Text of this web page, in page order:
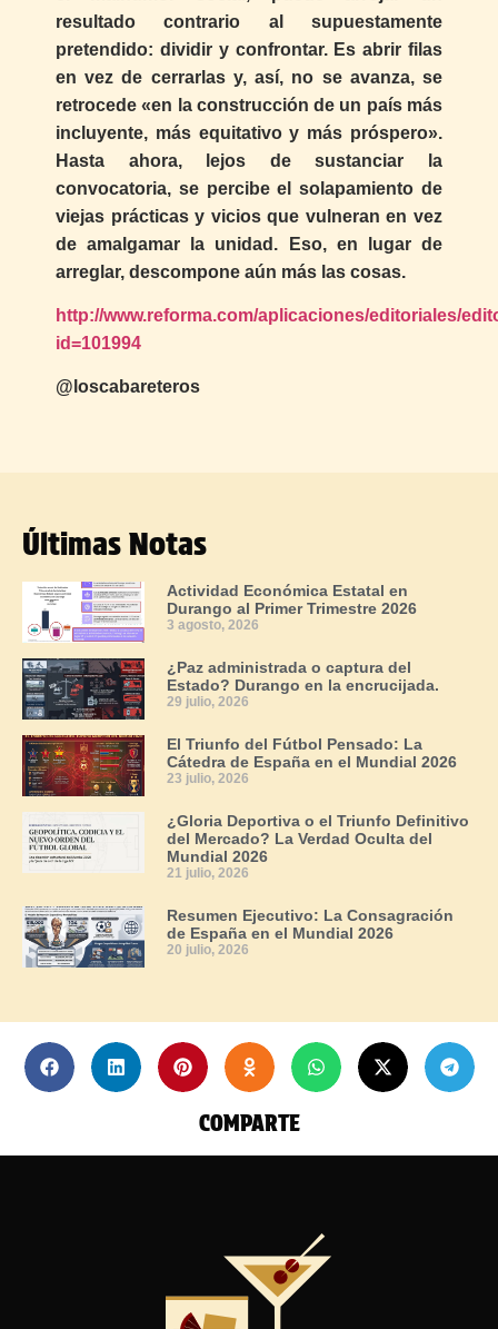
resultado contrario al supuestamente
pretendido: dividir y confrontar. Es abrir filas
en vez de cerrarlas y, así, no se avanza, se
retrocede «en la construcción de un país más
incluyente, más equitativo y más próspero».
Hasta ahora, lejos de sustanciar la
convocatoria, se percibe el solapamiento de
viejas prácticas y vicios que vulneran en vez
de amalgamar la unidad. Eso, en lugar de
arreglar, descompone aún más las cosas.
http://www.reforma.com/aplicaciones/editoriales/
id=101994
@loscabareteros
Últimas Notas
Actividad Económica Estatal en
Durango al Primer Trimestre 2026
3 agosto, 2026
¿Paz administrada o captura del
Estado? Durango en la encrucijada.
29 julio, 2026
El Triunfo del Fútbol Pensado: La
Cátedra de España en el Mundial 2026
23 julio, 2026
¿Gloria Deportiva o el Triunfo Definitivo
del Mercado? La Verdad Oculta del
Mundial 2026
21 julio, 2026
Resumen Ejecutivo: La Consagración
de España en el Mundial 2026
20 julio, 2026
COMPARTE